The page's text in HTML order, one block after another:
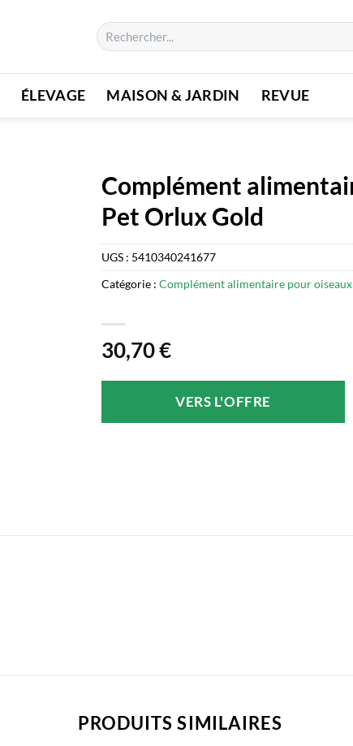
Recherche
pour :
ÉLEVAGE MAISON & JARDIN REVUE
Complément
Pet Orlux Gold
30,70€
VERS L'OFFRE
UGS : 5410340241677
Catégorie : Complément alimentaire pour oiseaux
PRODUITS SIMILAIRES